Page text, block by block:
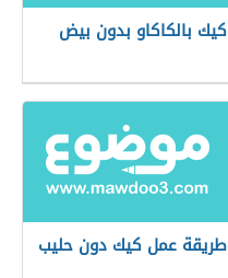
كيك بالكاكاو بدون بيض
طريقة عمل كيك دون حليب